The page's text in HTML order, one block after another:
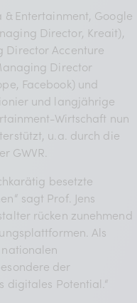
Entertainment, Google
Director, Kreait),
Director Accenture
Director
Facebook) und
und langjährige
Wirtschaft nun
u.a. durch die
GWVR.
besetzte
sagt Prof. Jens
rücken zunehmend
Als
der
digitales Potential.“
und